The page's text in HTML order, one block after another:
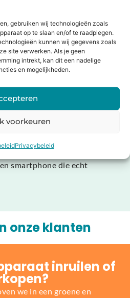
gebruiken wij technologieën zoals
op te slaan en/of te raadplegen.
kunnen wij gegevens zoals
site verwerken. Als je geen
intrekt, kan dit een nadelige
en mogelijkheden.
voorkeuren
Privacybeleid
je het milieu. Elk toestel is
gereviseerd en
krijg je de kwaliteit van een
ecologische
verantwoorde keuze.
innovatie en prestaties
opvouwbare AMOLED-
dubbele camera en
smartphone die echt
onze klanten
inruilen of
we in een groene en